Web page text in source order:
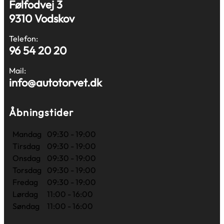
Følfodvej 3
9310 Vodskov
Telefon:
96 54 20 20
Mail:
info@autotorvet.dk
Åbningstider
Mandag
09:30 - 19:00
Tirsdag
09:30 - 19:00
Onsdag
09:30 - 19:00
Torsdag
09:30 - 19:00
Fredag
09:30 - 19:00
Lørdag
11:00 - 16:00
Søndag
11:00 - 16:00